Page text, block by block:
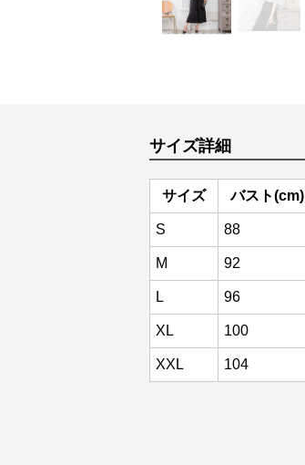
サイズ詳細
サイズ バスト(cm)
S 88
M 92
L 96
XL 100
XXL 104